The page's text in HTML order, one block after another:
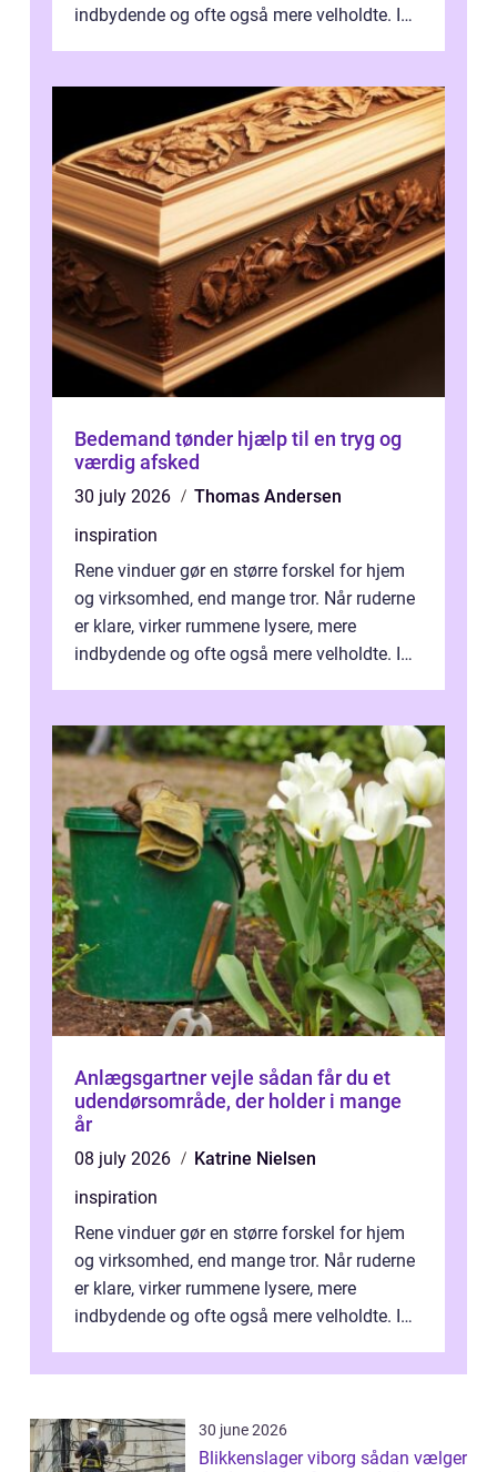
indbydende og ofte også mere velholdte. I
Bedemand tønder hjælp til en tryg og
værdig afsked
30 july 2026
Thomas Andersen
inspiration
Rene vinduer gør en større forskel for hjem
og virksomhed, end mange tror. Når ruderne
er klare, virker rummene lysere, mere
indbydende og ofte også mere velholdte. I
Anlægsgartner vejle sådan får du et
udendørsområde, der holder i mange
år
08 july 2026
Katrine Nielsen
inspiration
Rene vinduer gør en større forskel for hjem
og virksomhed, end mange tror. Når ruderne
er klare, virker rummene lysere, mere
indbydende og ofte også mere velholdte. I
30 june 2026
Blikkenslager viborg sådan vælger